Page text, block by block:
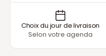
Choix du jour de livraison
Selon votre agenda